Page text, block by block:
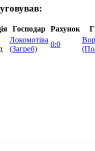
Господар Рахунок
Локомотіва
(Загреб)
0:0